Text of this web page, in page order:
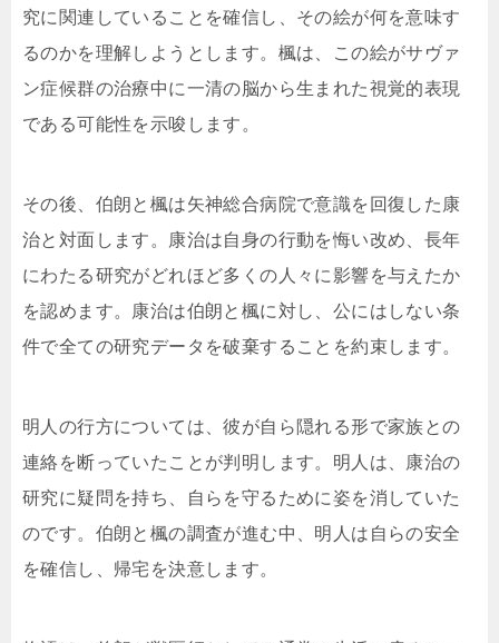
究に関連していることを確信し、その絵が何を意味す
るのかを理解しようとします。楓は、この絵がサヴァ
ン症候群の治療中に一清の脳から生まれた視覚的表現
である可能性を示唆します。
その後、伯朗と楓は矢神総合病院で意識を回復した康
治と対面します。康治は自身の行動を悔い改め、長年
にわたる研究がどれほど多くの人々に影響を与えたか
を認めます。康治は伯朗と楓に対し、公にはしない条
件で全ての研究データを破棄することを約束します。
明人の行方については、彼が自ら隠れる形で家族との
連絡を断っていたことが判明します。明人は、康治の
研究に疑問を持ち、自らを守るために姿を消していた
のです。伯朗と楓の調査が進む中、明人は自らの安全
を確信し、帰宅を決意します。